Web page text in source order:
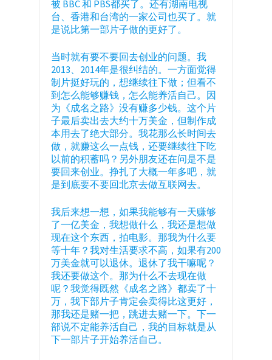
被 BBC 和 PBS都买了。还有湖南电视
台、香港和台湾的一家公司也买了。就
是说比第一部片子做的更好了。
当时就有要不要回去创业的问题。我
2013、2014年是很纠结的。一方面觉得
制片挺好玩的，想继续往下做；但看不
到怎么能够赚钱，怎么能养活自己。因
为《成名之路》没有赚多少钱。这个片
子最后卖出去大约十万美金，但制作成
本用去了绝大部分。我花那么长时间去
做，就赚这么一点钱，还要继续往下吃
以前的积蓄吗？另外朋友还在问是不是
要回来创业。挣扎了大概一年多吧，就
是到底要不要回北京去做互联网去。
我后来想一想，如果我能够有一天赚够
了一亿美金，我想做什么，我还是想做
现在这个东西，拍电影。那我为什么要
等十年？我对生活要求不高，如果有200
万美金就可以退休。退休了我干嘛呢？
我还要做这个。那为什么不去现在做
呢？我觉得既然《成名之路》都卖了十
万，我下部片子肯定会卖得比这更好，
那我还是赌一把，跳进去赌一下。下一
部说不定能养活自己，我的目标就是从
下一部片子开始养活自己。